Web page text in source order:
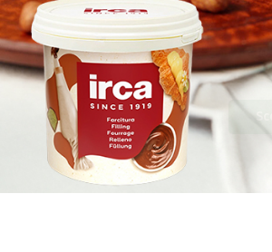
Acquista!